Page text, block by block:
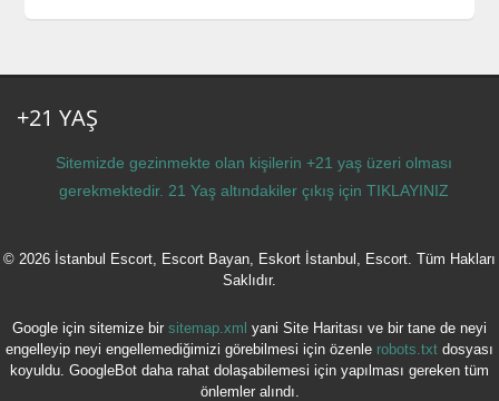
+21 YAŞ
Sitemizde gezinmekte olan kişilerin +21 yaş üzeri olması
gerekmektedir. 21 Yaş altındakiler çıkış için TIKLAYINIZ
© 2026 İstanbul Escort, Escort Bayan, Eskort İstanbul, Escort. Tüm Hakları
Saklıdır.
Google için sitemize bir sitemap.xml yani Site Haritası ve bir tane de neyi
engelleyip neyi engellemediğimizi görebilmesi için özenle robots.txt dosyası
koyuldu. GoogleBot daha rahat dolaşabilemesi için yapılması gereken tüm
önlemler alındı.